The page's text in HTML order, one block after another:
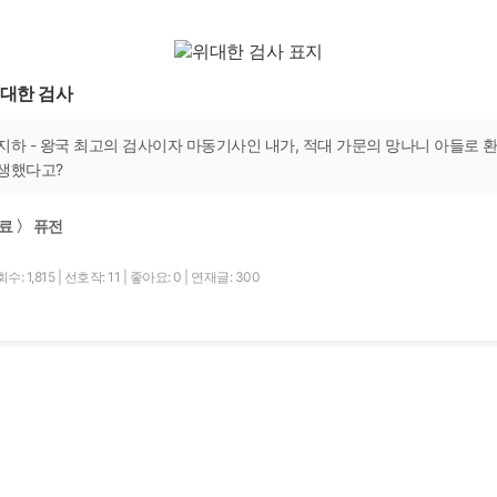
한 검사
하 - 왕국 최고의 검사이자 마동기사인 내가, 적대 가문의 망나니 아들로 환
했다고?
〉 퓨전
수: 1,815 선호작: 11 좋아요: 0 연재글: 300